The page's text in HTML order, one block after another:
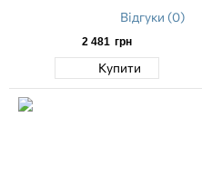
Відгуки (0)
2 481 грн
Купити